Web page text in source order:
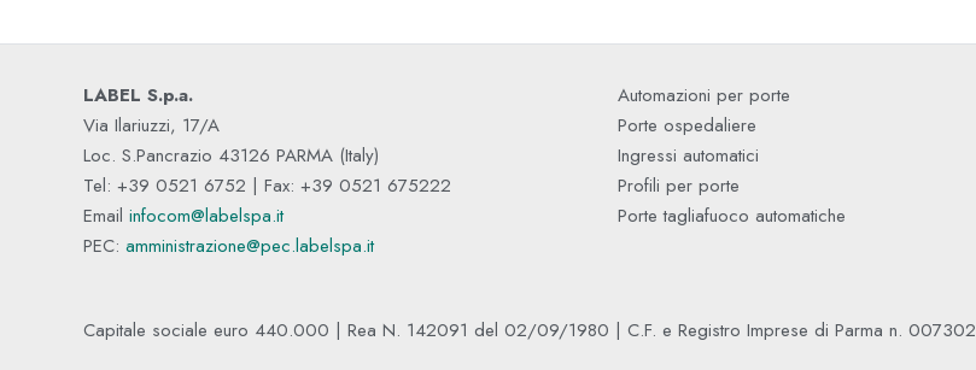
LABEL S.p.a.
Via Ilariuzzi, 17/A
Loc. S.Pancrazio 43126 PARMA (Italy)
Tel: +39 0521 6752 | Fax: +39 0521 675222
Email infocom@labelspa.it
PEC: amministrazione@pec.labelspa.it
Automazioni per porte
Porte ospedaliere
Ingressi automatici
Profili per porte
Porte tagliafuoco automatiche
Capitale sociale euro 440.000 | Rea N. 142091 del 02/09/1980 | C.F. e Registro Imprese di Parma n.